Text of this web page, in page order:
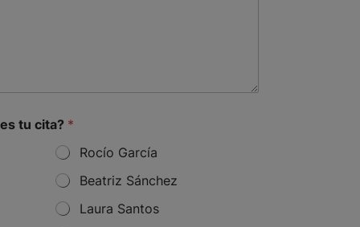
tu cita? *
Rocío García
Beatriz Sánchez
Laura Santos